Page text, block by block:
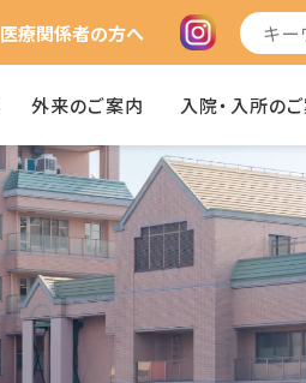
医療関係者の方へ
外来のご案内 入院・入所の